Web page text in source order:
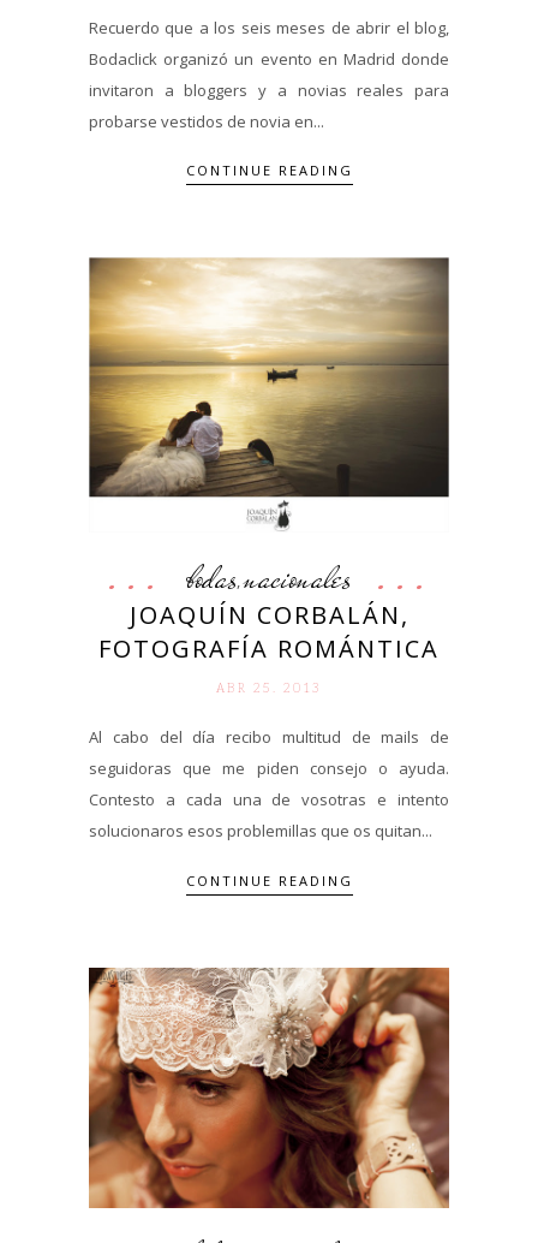
Recuerdo que a los seis meses de abrir el blog,
Bodaclick organizó un evento en Madrid donde
invitaron a bloggers y a novias reales para
probarse vestidos de novia en...
CONTINUE READING
bodas,nacionales
JOAQUÍN CORBALÁN,
FOTOGRAFÍA ROMÁNTICA
ABR 25. 2013
Al cabo del día recibo multitud de mails de
seguidoras que me piden consejo o ayuda.
Contesto a cada una de vosotras e intento
solucionaros esos problemillas que os quitan...
CONTINUE READING